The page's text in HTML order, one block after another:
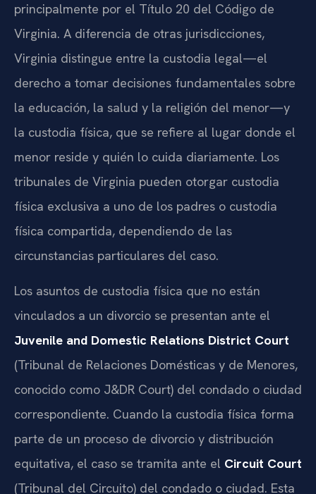
principalmente por el Título 20 del Código de
Virginia. A diferencia de otras jurisdicciones,
Virginia distingue entre la custodia legal—el
derecho a tomar decisiones fundamentales sobre
la educación, la salud y la religión del menor—y
la custodia física, que se refiere al lugar donde el
menor reside y quién lo cuida diariamente. Los
tribunales de Virginia pueden otorgar custodia
física exclusiva a uno de los padres o custodia
física compartida, dependiendo de las
circunstancias particulares del caso.
Los asuntos de custodia física que no están
vinculados a un divorcio se presentan ante el
Juvenile and Domestic Relations District Court
(Tribunal de Relaciones Domésticas y de Menores,
conocido como J&DR Court) del condado o ciudad
correspondiente. Cuando la custodia física forma
parte de un proceso de divorcio y distribución
equitativa, el caso se tramita ante el Circuit Court
(Tribunal del Circuito) del condado o ciudad. Esta